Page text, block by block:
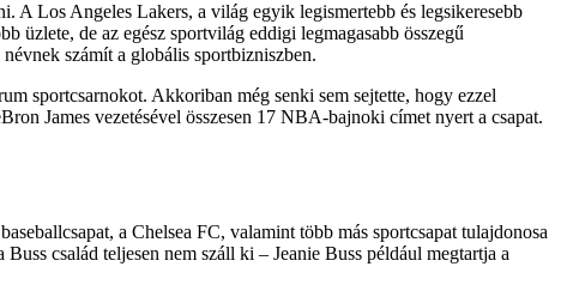
A Los Angeles Lakers, a világ egyik legismertebb és legsikeresebb
üzlete, de az egész sportvilág eddigi legmagasabb összegű
számít a globális sportbizniszben.
sportcsarnokot. Akkoriban még senki sem sejtette, hogy ezzel
James vezetésével összesen 17 NBA-bajnoki címet nyert a csapat.
a Chelsea FC, valamint több más sportcsapat tulajdonosa
család teljesen nem száll ki – Jeanie Buss például megtartja a